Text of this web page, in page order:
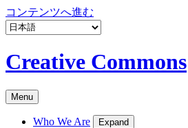
コンテンツへ進む
Creative Commons
Menu
Who We Are Expand